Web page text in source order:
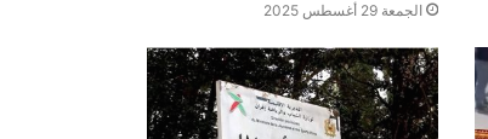
الجمعة 29 أغسطس 2025